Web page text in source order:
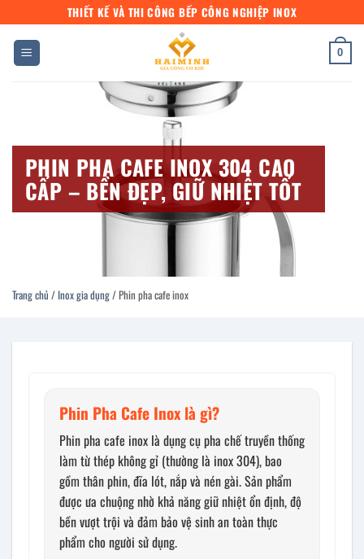
qua
dung
THIẾT KẾ VÀ THI CÔNG BẾP CÔNG NGHIỆP INOX
0
PHIN PHA CAFE INOX 304 CAO
CẤP – BỀN ĐẸP, GIỮ NHIỆT TỐT
Trang chủ / Inox gia dụng/Phin pha cafe inox
Phin Pha Cafe Inox là gì?
Phin pha cafe inox là dụng cụ pha chế truyền thống
làm từ thép không gỉ (thường là inox 304), bao
gồm thân phin, đĩa lót, nắp và nén gài. Sản phẩm
được ưa chuộng nhờ khả năng giữ nhiệt ổn định, độ
bền vượt trội và đảm bảo vệ sinh an toàn thực
phẩm cho người sử dụng.